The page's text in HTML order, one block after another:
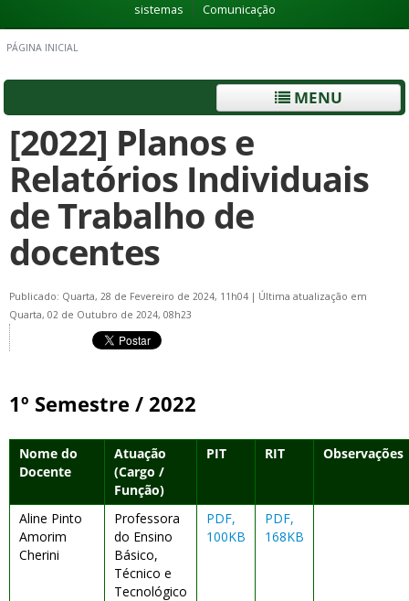
sistemas
Comunicação
PÁGINA INICIAL
MENU
[2022] Planos e
Relatórios Individuais
de Trabalho de
docentes
Publicado: Quarta, 28 de Fevereiro de 2024, 11h04 | Última atualização em
Quarta, 02 de Outubro de 2024, 08h23
1º Semestre / 2022
Nome do
Docente
Atuação
(Cargo /
Função)
PIT RIT Observações
Aline Pinto
Amorim
Cherini
Professora
do Ensino
Básico,
Técnico e
Tecnológico
PDF,
100KB
PDF,
168KB